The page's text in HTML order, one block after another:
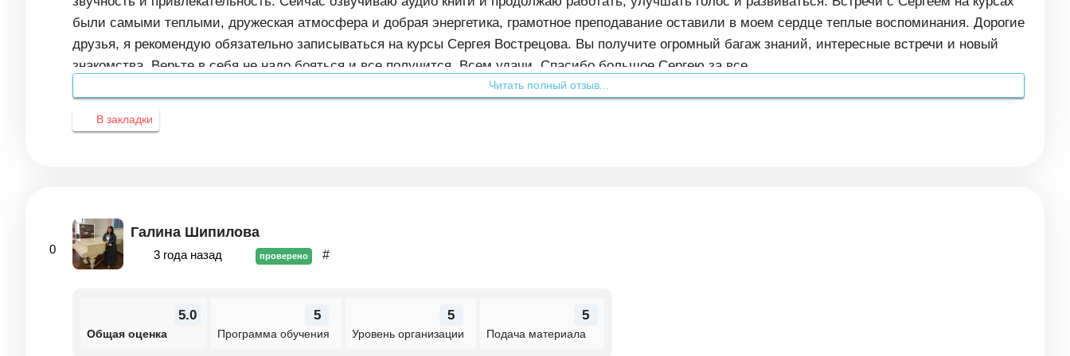
были самыми теплыми, дружеская атмосфера и добрая энергетика, грамотное преподавание оставили в моем сердце теплые воспоминания. Дорогие
друзья, я рекомендую обязательно записываться на курсы Сергея Вострецова. Вы получите огромный багаж знаний, интересные встречи и новый
знакомства. Верьте в себя не надо бояться и все получится. Всем удачи. Спасибо большое Сергею за все.
Читать полный отзыв...
В закладки
0
Галина Шипилова
3 года назад проверено #
5.0
Общая оценка
5
Программа обучения
5
Уровень организации
5
Подача материала